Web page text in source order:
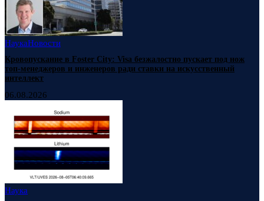
НаукаНовости
Кровопускание в Foster City: Visa безжалостно пускает под нож
топ-менеджеров и инженеров ради ставки на искусственный
интеллект
06.08.2026
Наука